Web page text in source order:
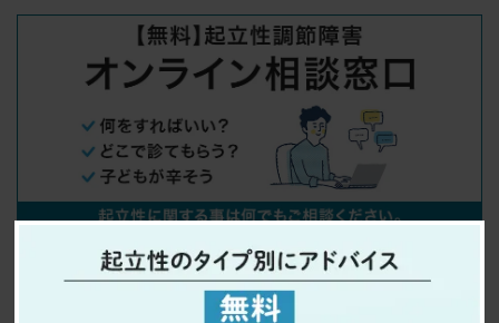
関連記事：起立性調節障害とは